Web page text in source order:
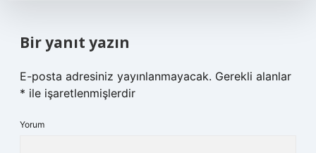
Bir yanıt yazın
E-posta adresiniz yayınlanmayacak. Gerekli alanlar
* ile işaretlenmişlerdir
Yorum